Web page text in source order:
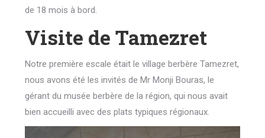
de 18 mois à bord.
Visite de Tamezret
Notre première escale était le village berbère Tamezret,
nous avons été les invités de Mr Monji Bouras, le
gérant du musée berbère de la région, qui nous avait
bien accueilli avec des plats typiques régionaux.